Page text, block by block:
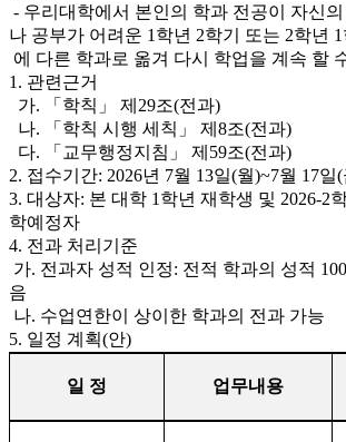
- 우리대학에서 본인의 학과 전공이 자신
나 공부가 어려운 1학년 2학기 또는 2학년
에 다른 학과로 옮겨 다시 학업을 계속 할
1. 관련근거
가. 「학칙」 제29조(전과)
나. 「학칙 시행 세칙」 제8조(전과)
다. 「교무행정지침」 제59조(전과)
2. 접수기간: 2026년 7월 13일(월)~7월 17일
3. 대상자: 본 대학 1학년 재학생 및 2026-2
학예정자
4. 전과 처리기준
가. 전과자 성적 인정: 전적 학과의 성적
음
나. 수업연한이 상이한 학과의 전과 가능
5. 일정 계획(안)
일 정 업무내용